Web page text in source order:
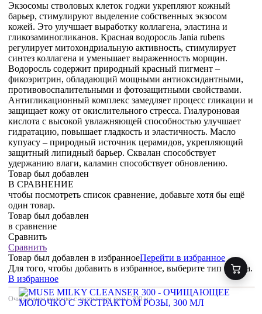
Экзосомы стволовых клеток годжи укрепляют кожный
барьер, стимулируют выделение собственных экзосом
кожей. Это улучшает выработку коллагена, эластина и
гликозаминогликанов. Красная водоросль Jania rubens
регулирует митохондриальную активность, стимулирует
синтез коллагена и уменьшает выраженность морщин.
Водоросль содержит природный красный пигмент –
фикоэритрин, обладающий мощными антиоксидантными,
противовоспалительными и фотозащитными свойствами.
Антигликационный комплекс замедляет процесс гликации и
защищает кожу от окислительного стресса. Гиалуроновая
кислота с высокой увлажняющей способностью улучшает
гидратацию, повышает гладкость и эластичность. Масло
купуасу – природный источник церамидов, укрепляющий
защитный липидный барьер. Сквалан способствует
удержанию влаги, каламин способствует обновлению.
Товар был добавлен
В СРАВНЕНИЕ
чтобы посмотреть список сравнение, добавьте хотя бы ещё
один товар.
Товар был добавлен
в сравнение
Сравнить
Сравнить
Товар был добавлен в избранноеПерейти в избранное
Для того, чтобы добавить в избранное, выберите тип товара.
В избранное
Очищающее молочко с экстрактом розы, 300 мл